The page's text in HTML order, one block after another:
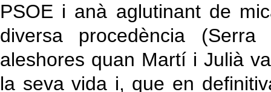
PSOE i anà aglutinant de
diversa procedència
aleshores quan Martí i Julià
la seva vida i, que en